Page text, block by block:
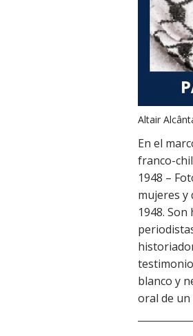
Altair
En el
franco-
1948 –
mujeres y
1948.
blanco y
oral de un